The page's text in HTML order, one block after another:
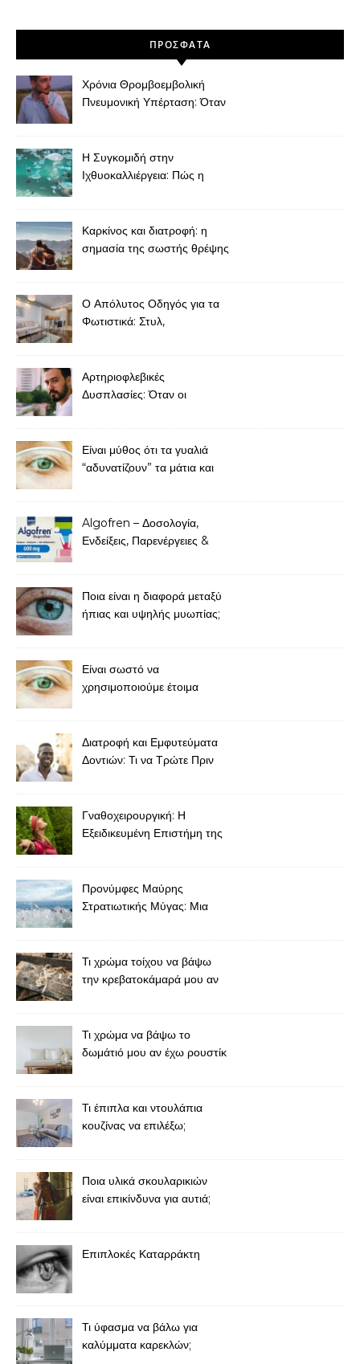
ΠΡΌΣΦΑΤΑ
Χρόνια Θρομβοεμβολική
Πνευμονική Υπέρταση: Όταν
Πρέπει να Θεωρείται
“Φυσιολογική”
Η Συγκομιδή στην
Ιχθυοκαλλιέργεια: Πώς η
Καρκίνος και διατροφή: η
σημασία της σωστής θρέψης
Ο Απόλυτος Οδηγός για τα
Φωτιστικά: Στυλ,
Αρτηριοφλεβικές
Δυσπλασίες: Όταν οι
Είναι μύθος ότι τα γυαλιά
“αδυνατίζουν” τα μάτια και
Algofren – Δοσολογία,
Ενδείξεις, Παρενέργειες &
Ποια είναι η διαφορά μεταξύ
ήπιας και υψηλής μυωπίας;
Είναι σωστό να
χρησιμοποιούμε έτοιμα
Διατροφή και Εμφυτεύματα
Δοντιών: Τι να Τρώτε Πριν
Γναθοχειρουργική: Η
Εξειδικευμένη Επιστήμη της
Προνύμφες Μαύρης
Στρατιωτικής Μύγας: Μια
Τι χρώμα τοίχου να βάψω
την κρεβατοκάμαρά μου αν
Τι χρώμα να βάψω το
δωμάτιό μου αν έχω ρουστίκ
Τι έπιπλα και ντουλάπια
κουζίνας να επιλέξω;
Ποια υλικά σκουλαρικιών
είναι επικίνδυνα για αυτιά;
Επιπλοκές Καταρράκτη
Τι ύφασμα να βάλω για
καλύμματα καρεκλών;